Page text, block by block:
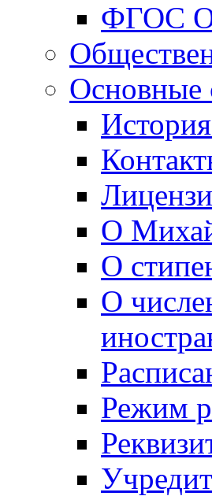
ФГОС
Основные
О
О
О
Режим